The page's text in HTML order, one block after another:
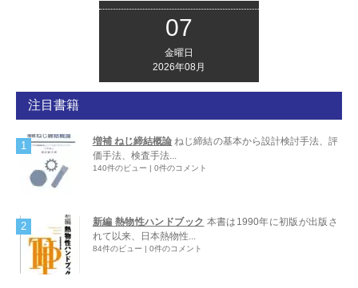
07
金曜日
2026年08月
注目書籍
増補 ねじ締結概論 ねじ締結の基本から設計検討手法、評
価手法、検査手法...
140件のビュー | 0件のコメント
新編 熱物性ハンドブック 本書は1990年に初版が出版さ
れて以来、日本熱物性...
84件のビュー | 0件のコメント